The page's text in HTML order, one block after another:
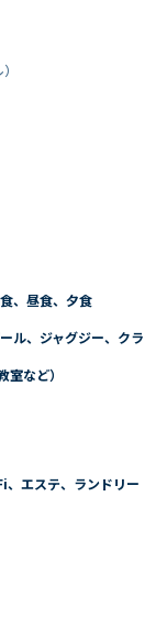
、昼食、夕食
ル、ジャグジー、クラ
など）
エステ、ランドリー